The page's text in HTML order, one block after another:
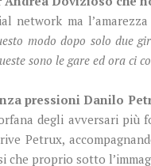
network ma
modo dopo solo due
sono le gare ed ora ci
pressioni Danilo
degli avversari
Petrux,
che proprio sotto